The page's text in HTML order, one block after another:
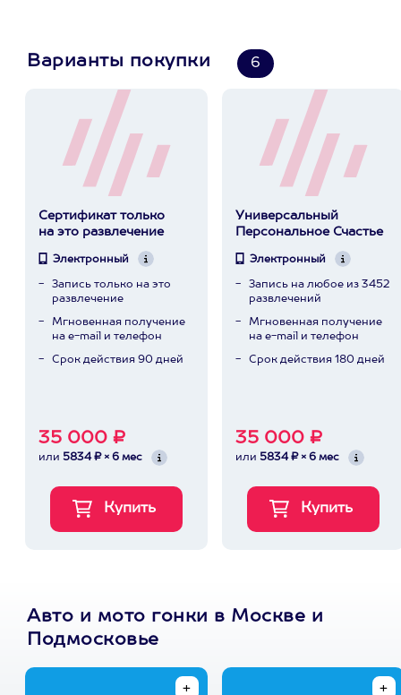
Варианты покупки 6
Сертификат только
на это развлечение
Электронный
Запись только на это
развлечение
Мгновенная получение
на e-mail и телефон
Срок действия 90 дней
35 000 ₽
или 5834 ₽ × 6 мес
Универсальный
Персональное Счастье
Электронный
Запись на любое из 3452
развлечений
Мгновенная получение
на e-mail и телефон
Срок действия 180 дней
35 000 ₽
или 5834 ₽ × 6 мес
Авто и мото гонки в Москве и
Подмосковье